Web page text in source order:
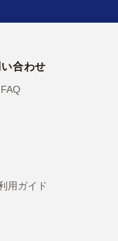
合わせ
FAQ
用ガイド